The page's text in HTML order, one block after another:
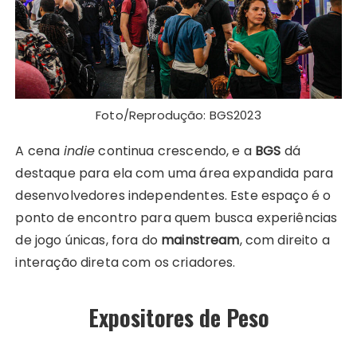
Foto/Reprodução: BGS2023
A cena indiecontinua crescendo, e a BGS dá
destaque para ela com uma área expandida para
desenvolvedores independentes. Este espaço é o
ponto de encontro para quem busca experiências
de jogo únicas, fora do mainstream, com direito a
interação direta com os criadores​.
Expositores de Peso